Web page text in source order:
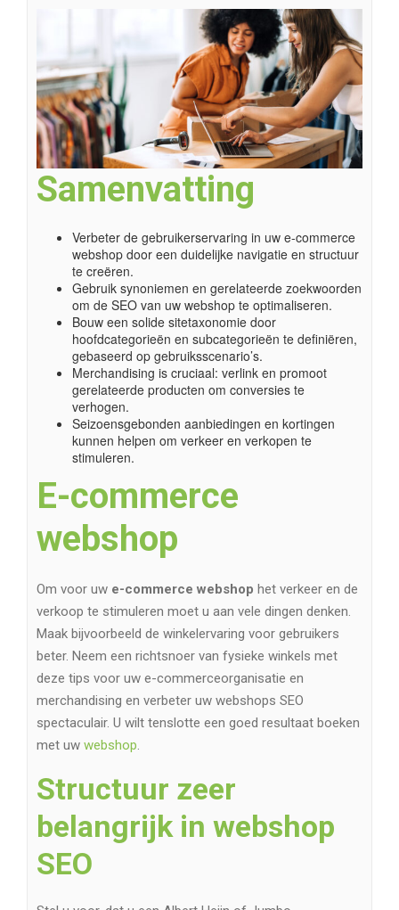
Samenvatting
Verbeter de gebruikerservaring in uw e-commerce
webshop door een duidelijke navigatie en structuur
te creëren.
Gebruik synoniemen en gerelateerde zoekwoorden
om de SEO van uw webshop te optimaliseren.
Bouw een solide sitetaxonomie door
hoofdcategorieën en subcategorieën te definiëren,
gebaseerd op gebruiksscenario’s.
Merchandising is cruciaal: verlink en promoot
gerelateerde producten om conversies te
verhogen.
Seizoensgebonden aanbiedingen en kortingen
kunnen helpen om verkeer en verkopen te
stimuleren.
E-commerce
webshop
Om voor uw e-commerce webshop het verkeer en de
verkoop te stimuleren moet u aan vele dingen denken.
Maak bijvoorbeeld de winkelervaring voor gebruikers
beter. Neem een ​​richtsnoer van fysieke winkels met
deze tips voor uw e-commerceorganisatie en
merchandising en verbeter uw webshops SEO
spectaculair. U wilt tenslotte een goed resultaat boeken
met uw webshop.
Structuur zeer
belangrijk in webshop
SEO